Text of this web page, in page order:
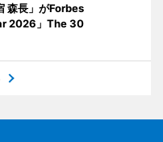
森長」がForbes
2026」The 30